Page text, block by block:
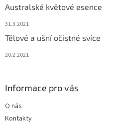
Australské květové esence
31.3.2021
Tělové a ušní očistné svíce
20.2.2021
Informace pro vás
O nás
Kontakty